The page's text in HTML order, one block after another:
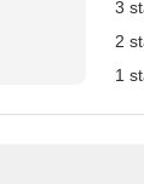
3
2
1